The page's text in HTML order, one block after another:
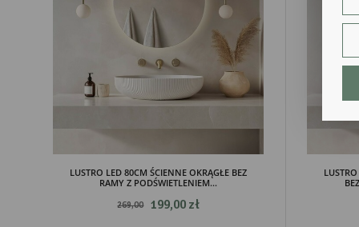
LUSTRO LED 80CM ŚCIENNE OKRĄGŁE BEZ
RAMY Z PODŚWIETLENIEM...
269,00 199,00 zł